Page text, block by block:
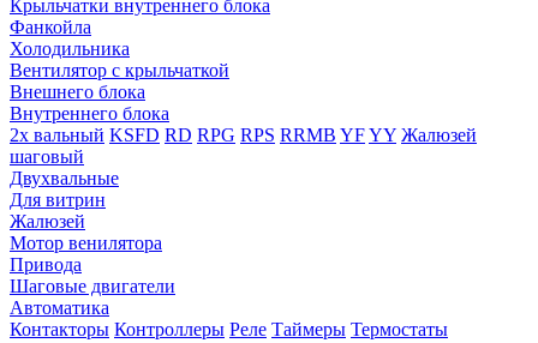
Крыльчатки внутреннего блока
Фанкойла
Холодильника
Вентилятор с крыльчаткой
Внешнего блока
Внутреннего блока
2х вальный KSFD RD RPG RPS RRMB YFYY Жалюзей
шаговый
Двухвальные
Для витрин
Жалюзей
Мотор венилятора
Привода
Шаговые двигатели
Автоматика
Контакторы Контроллеры Реле Таймеры Термостаты